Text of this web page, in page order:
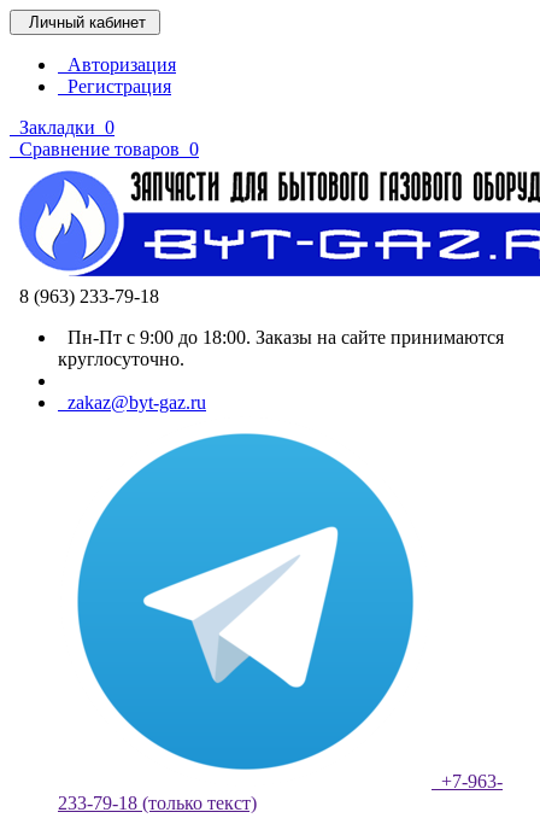
Личный кабинет
Авторизация
Регистрация
Закладки 0
Сравнение товаров 0
8 (963) 233-79-18
Пн-Пт с 9:00 до 18:00. Заказы на сайте принимаются
круглосуточно.
zakaz@byt-gaz.ru
+7-963-
233-79-18 (только текст)